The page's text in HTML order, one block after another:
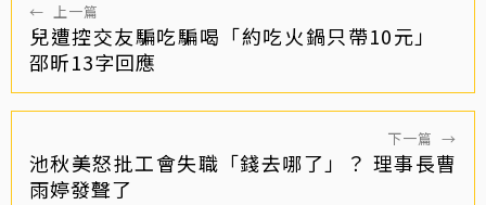
← 上一篇
兒遭控交友騙吃騙喝「約吃火鍋只帶10元」
邵昕13字回應
下一篇 →
池秋美怒批工會失職「錢去哪了」？ 理事長曹
雨婷發聲了